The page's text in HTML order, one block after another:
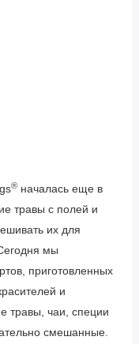
® началась еще в
травы с полей и
их для
мы
приготовленных
и
травы, чаи, специи
смешанные.